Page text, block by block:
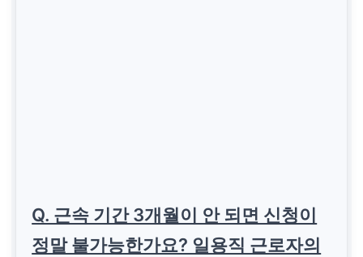
Q. 근속 기간 3개월이 안 되면 신청이
정말 불가능한가요? 일용직 근로자의